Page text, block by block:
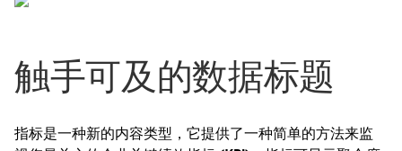
触手可及的数据标题
指标是一种新的内容类型，它提供了一种简单的方法来监